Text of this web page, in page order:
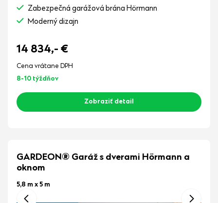
Zabezpečná garážová brána Hörmann
Moderný dizajn
14 834,- €
Cena vrátane DPH
8-10 týždňov
Zobraziť detail
GARDEON® Garáž s dverami Hörmann a
oknom
5,8 m x 5 m